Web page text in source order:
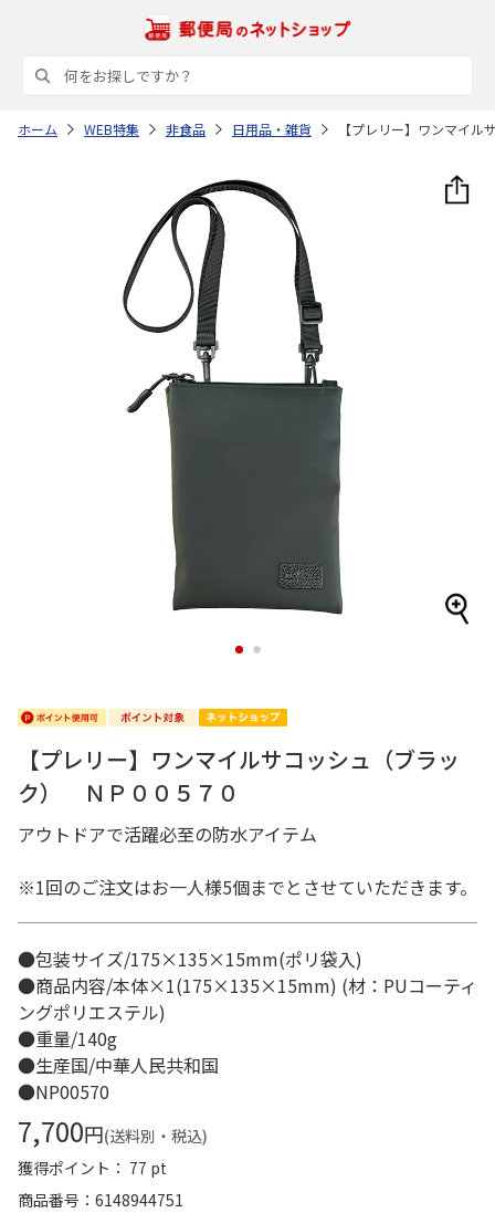
ホーム WEB特集 非食品 日用品・雑貨 【プレリー】ワンマイ
1 2
【プレリー】ワンマイルサコッシュ（ブラッ
ク） ＮＰ００５７０
アウトドアで活躍必至の防水アイテム
※1回のご注文はお一人様5個までとさせていただきます。
●包装サイズ/175×135×15mm(ポリ袋入)
●商品内容/本体×1(175×135×15mm) (材：PUコーティ
ングポリエステル)
●重量/140g
●生産国/中華人民共和国
●NP00570
7,700円(送料別・税込)
獲得ポイント： 77 pt
商品番号
6148944751